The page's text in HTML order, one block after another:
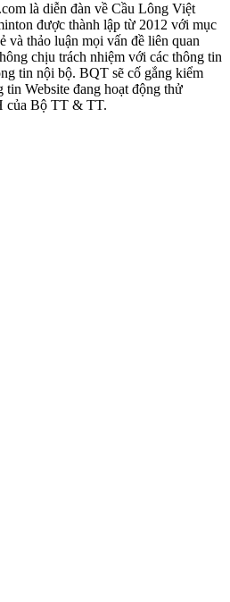
là diễn đàn về Cầu Lông Việt
được thành lập từ 2012 với mục
và thảo luận mọi vấn đề liên quan
chịu trách nhiệm với các thông tin
tin nội bộ. BQT sẽ cố gắng kiểm
tin Website đang hoạt động thử
của Bộ TT & TT.